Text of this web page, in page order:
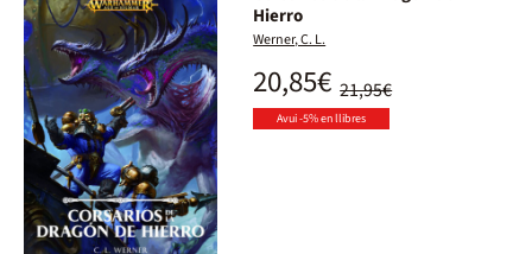
Hierro
Werner, C. L.
21,95€
20,85€
Avui -5% en llibres